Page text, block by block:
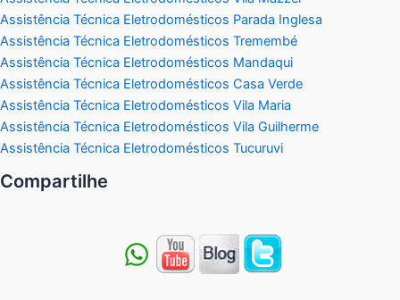
Assistência Técnica Eletrodomésticos Parada Inglesa
Assistência Técnica Eletrodomésticos Tremembé
Assistência Técnica Eletrodomésticos Mandaqui
Assistência Técnica Eletrodomésticos Casa Verde
Assistência Técnica Eletrodomésticos Vila Maria
Assistência Técnica Eletrodomésticos Vila Guilherme
Assistência Técnica Eletrodomésticos Tucuruvi
Compartilhe